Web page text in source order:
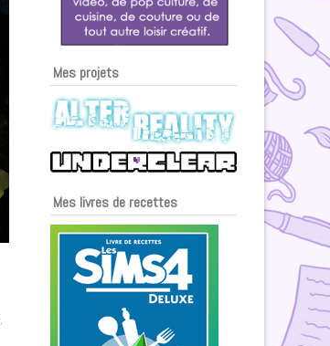
Mes projets
Mes livres de recettes